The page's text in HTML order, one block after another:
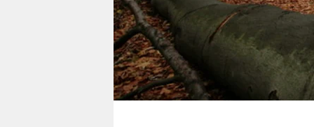
fragen & hilfe
unterstützen
abo
genossenschaft